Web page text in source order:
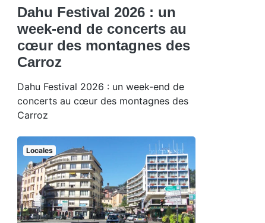
Dahu Festival 2026 : un
week-end de concerts au
cœur des montagnes des
Carroz
Dahu Festival 2026 : un week-end de
concerts au cœur des montagnes des
Carroz
Locales